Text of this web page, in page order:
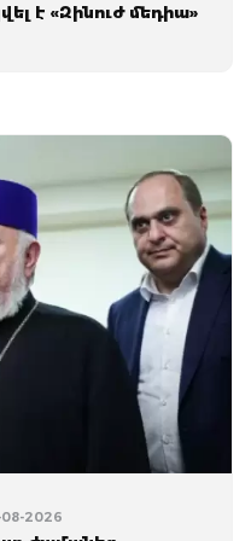
է «Զինուժ մեդիա»
08-2026